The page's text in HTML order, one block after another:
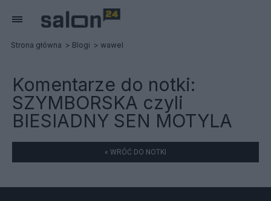
Strona główna Blogi wawel
Komentarze do notki:
SZYMBORSKA czyli
BIESIADNY SEN MOTYLA
« WRÓĆ DO NOTKI